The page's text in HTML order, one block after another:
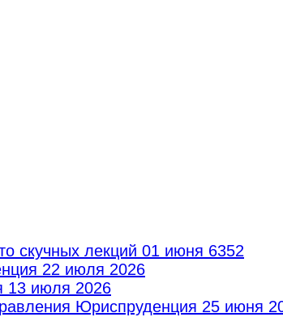
скучных лекций 01 июня 6352
22 июля 2026
13 июля 2026
Юриспруденция 25 июня